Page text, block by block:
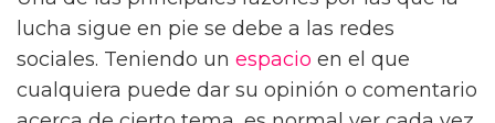
coordinadora de la Red Diversa
Latinoamericana. “Seguimos viendo acoso,
despidos injustificados y violencia física. La ley
es una herramienta, pero la lucha es social.”